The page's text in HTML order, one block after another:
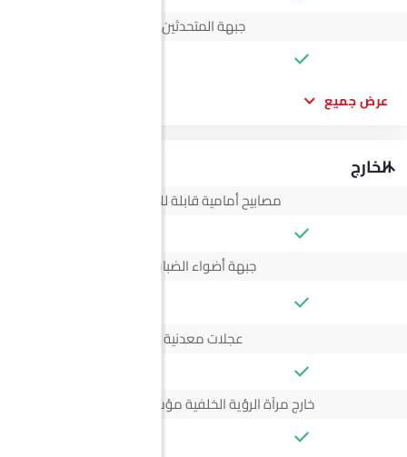
جبهة المتحدثين
عرض جميع
الخارج
مصابيح أمامية قابلة للتعديل
جبهة أضواء الضباب
عجلات معدنية
خارج مرآة الرؤية الخلفية مؤشر الانعطاف